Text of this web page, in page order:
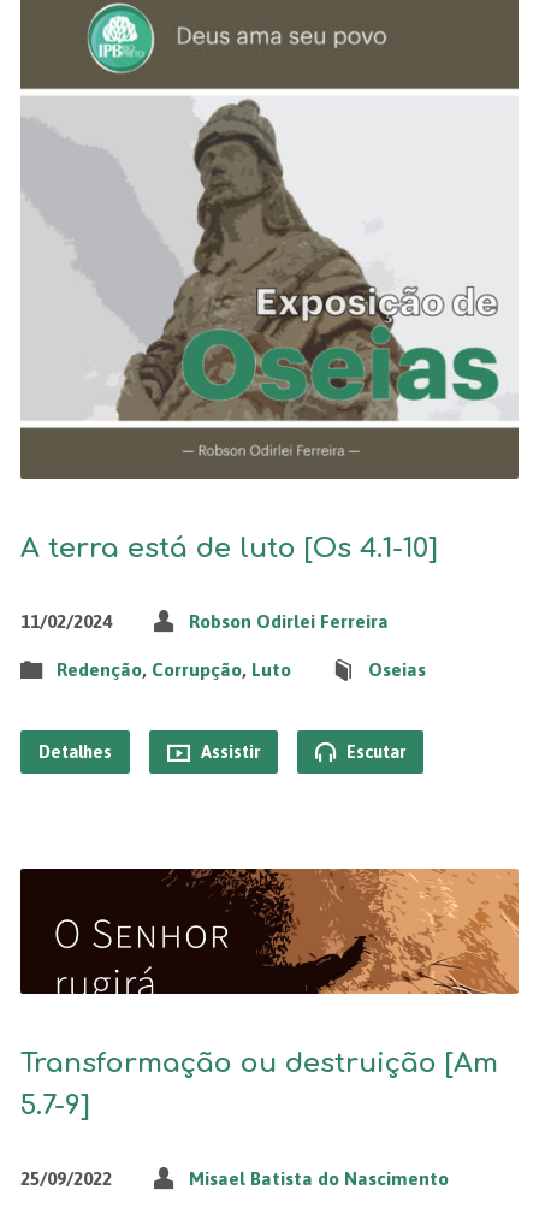
A terra está de luto [Os 4.1-10]
11/02/2024 Robson Odirlei Ferreira
Redenção, Corrupção, Luto Oseias
Detalhes Assistir Escutar
Transformação ou destruição [Am
5.7-9]
25/09/2022 Misael Batista do Nascimento